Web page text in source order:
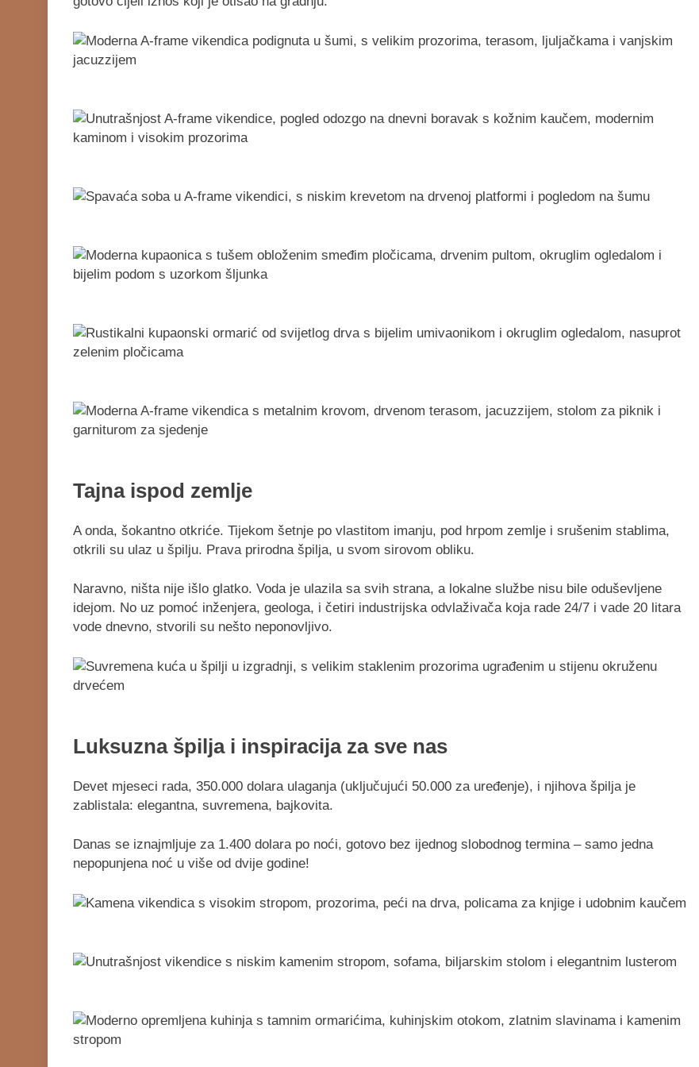
Tajna ispod zemlje
A onda, šokantno otkriće. Tijekom šetnje po vlastitom imanju, pod hrpom zemlje i srušenim stablima,
otkrili su ulaz u špilju. Prava prirodna špilja, u svom sirovom obliku.
Naravno, ništa nije išlo glatko. Voda je ulazila sa svih strana, a lokalne službe nisu bile oduševljene
idejom. No uz pomoć inženjera, geologa, i četiri industrijska odvlaživača koja rade 24/7 i vade 20 litara
vode dnevno, stvorili su nešto neponovljivo.
Luksuzna špilja i inspiracija za sve nas
Devet mjeseci rada, 350.000 dolara ulaganja (uključujući 50.000 za uređenje), i njihova špilja je
zablistala: elegantna, suvremena, bajkovita.
Danas se iznajmljuje za 1.400 dolara po noći, gotovo bez ijednog slobodnog termina – samo jedna
nepopunjena noć u više od dvije godine!